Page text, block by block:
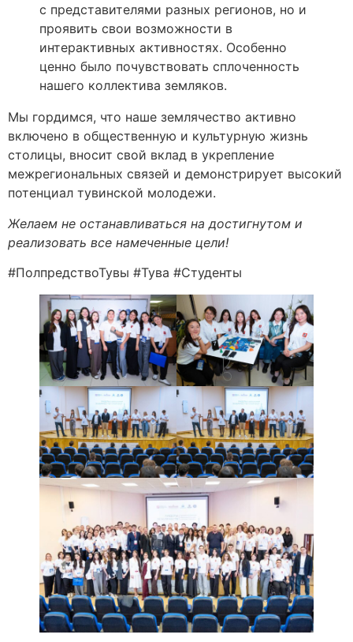
с представителями разных регионов, но и
проявить свои возможности в
интерактивных активностях. Особенно
ценно было почувствовать сплоченность
нашего коллектива земляков.
Мы гордимся, что наше землячество активно
включено в общественную и культурную жизнь
столицы, вносит свой вклад в укрепление
межрегиональных связей и демонстрирует высокий
потенциал тувинской молодежи.
Желаем не останавливаться на достигнутом и
реализовать все намеченные цели!
#ПолпредствоТувы #Тува #Студенты